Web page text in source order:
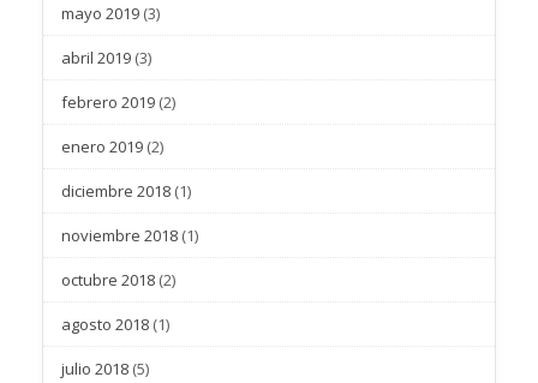
mayo 2019 (3)
abril 2019 (3)
febrero 2019 (2)
enero 2019 (2)
diciembre 2018 (1)
noviembre 2018 (1)
octubre 2018 (2)
agosto 2018 (1)
julio 2018 (5)